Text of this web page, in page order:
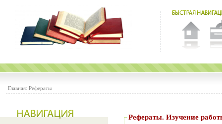
Главная: Рефераты
Рефераты. Изучение